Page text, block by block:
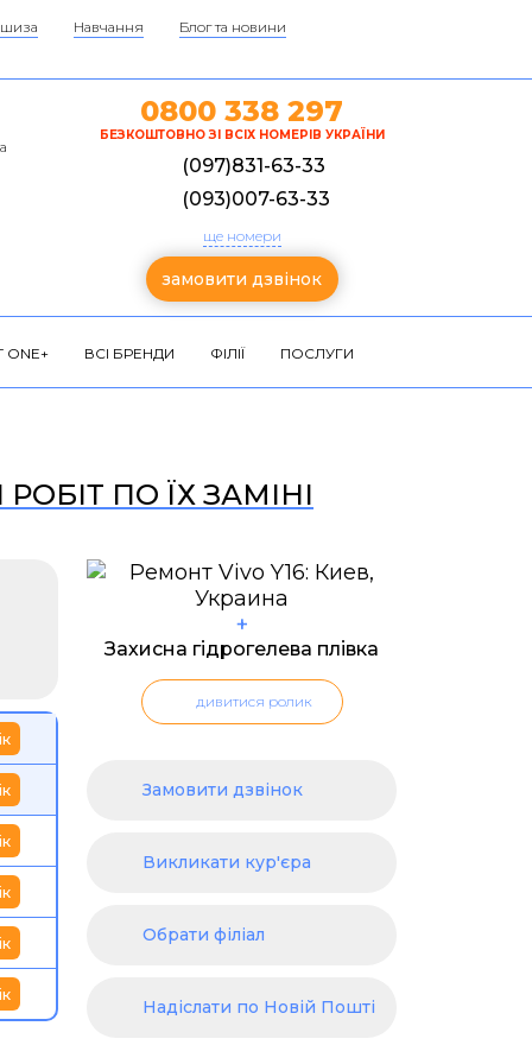
Навчання Блог та новини
0800 338 297
БЕЗКОШТОВНО ЗІ ВСІХ НОМЕРІВ УКРАЇНИ
(097)831-63-33
(093)007-63-33
ще номери
замовити дзвінок
ВСІ БРЕНДИ ФІЛІЇ ПОСЛУГИ
ПО ЇХ ЗАМІНІ
+
Захисна гідрогелева плівка
дивитися ролик
Замовити дзвінок
Викликати кур'єра
Обрати філіал
Надіслати по Новій Пошті